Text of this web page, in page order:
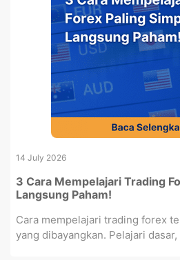
14 July 2026
3 Cara Mempelajari Trading
Langsung Paham!
Cara mempelajari trading forex
yang dibayangkan. Pelajari